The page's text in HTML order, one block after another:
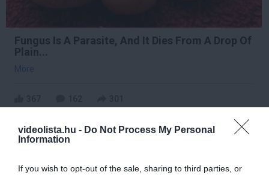
videolista.hu - Do Not Process My Personal
Information
If you wish to opt-out of the sale, sharing to third parties, or
Fungus Is A Parasite, And It Dies From A Drop Of
Plain...
More